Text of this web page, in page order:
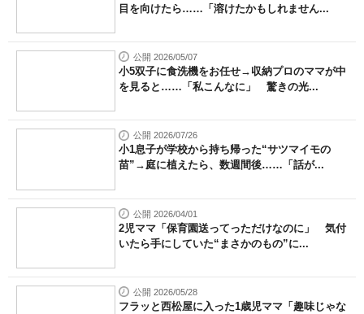
目を向けたら……「溶けたかもしれません...
公開 2026/05/07
小5双子に食洗機をお任せ→収納プロのママが中
を見ると……「私こんなに」 驚きの光...
公開 2026/07/26
小1息子が学校から持ち帰った“サツマイモの
苗”→庭に植えたら、数週間後……「話が...
公開 2026/04/01
2児ママ「保育園送ってっただけなのに」 気付
いたら手にしていた“まさかのもの”に...
公開 2026/05/28
フラッと西松屋に入った1歳児ママ「趣味じゃな